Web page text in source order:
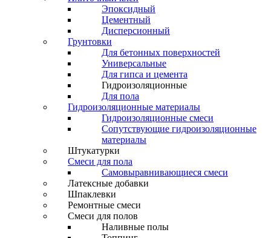
Эпоксидный
Цементный
Дисперсионный
Грунтовки
Для бетонных поверхностей
Универсальные
Для гипса и цемента
Гидроизоляционные
Для пола
Гидроизоляционные материалы
Гидроизоляционные смеси
Сопутствующие гидроизоляционные
материалы
Штукатурки
Смеси для пола
Самовыравнивающиеся смеси
Латексные добавки
Шпаклевки
Ремонтные смеси
Смеси для полов
Наливные полы